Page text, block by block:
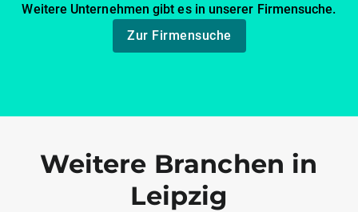
Weitere Unternehmen gibt es in unserer Firmensuche.
Zur Firmensuche
Weitere Branchen in
Leipzig